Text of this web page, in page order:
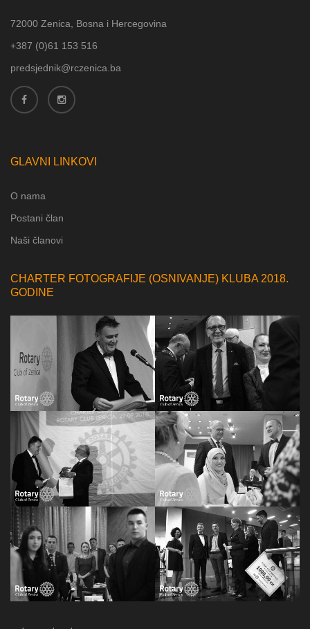
72000 Zenica, Bosna i Hercegovina
+387 (0)61 153 516
predsjednik@rczenica.ba
GLAVNI LINKOVI
O nama
Postani član
Naši članovi
CHARTER FOTOGRAFIJE (OSNIVANJE) KLUBA 2018.
GODINE